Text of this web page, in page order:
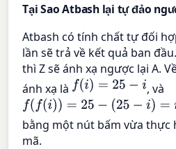
Tại Sao Atbash lại tự đảo
Atbash có tính chất tự đối
lần sẽ trả về kết quả ban
thì Z sẽ ánh xạ ngược lại A.
ánh xạ là f(i)=25− i
, và
f(f (i))=25 −(25− )=
bằng một nút bấm vừa thực
mã.